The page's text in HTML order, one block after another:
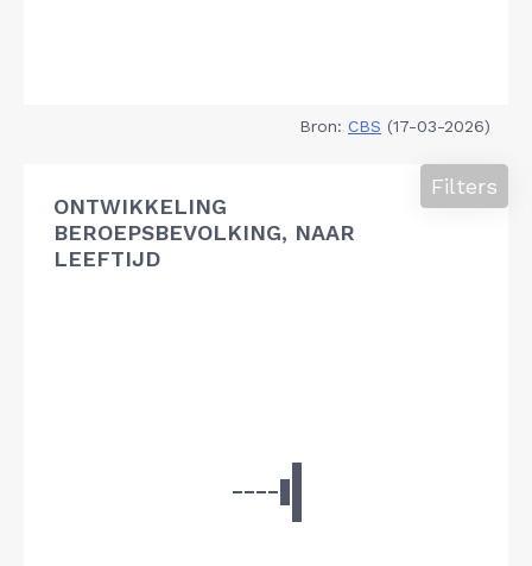
Bron: CBS (17-03-2026)
ONTWIKKELING
BEROEPSBEVOLKING, NAAR
LEEFTIJD
Filters